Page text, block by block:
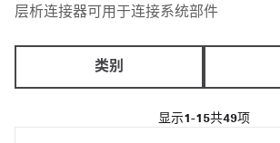
层析连接器可用于连接系统部件
类别
显示1-15共49项